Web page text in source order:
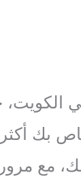
بك أكثر
مع